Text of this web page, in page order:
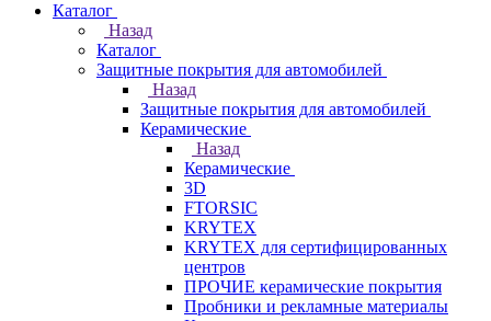
Каталог
Назад
Каталог
Защитные покрытия для автомобилей
Назад
Защитные покрытия для автомобилей
Керамические
Назад
Керамические
3D
FTORSIC
KRYTEX
KRYTEX для сертифицированных
центров
ПРОЧИЕ керамические покрытия
Пробники и рекламные материалы